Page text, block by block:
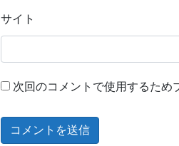
サイト
次回のコメントで使用するため